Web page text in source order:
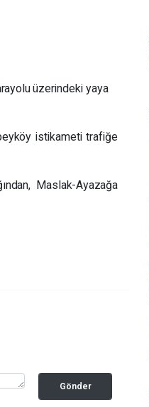
üzerindeki yaya
istikameti trafiğe
Maslak-Ayazağa
Gönder